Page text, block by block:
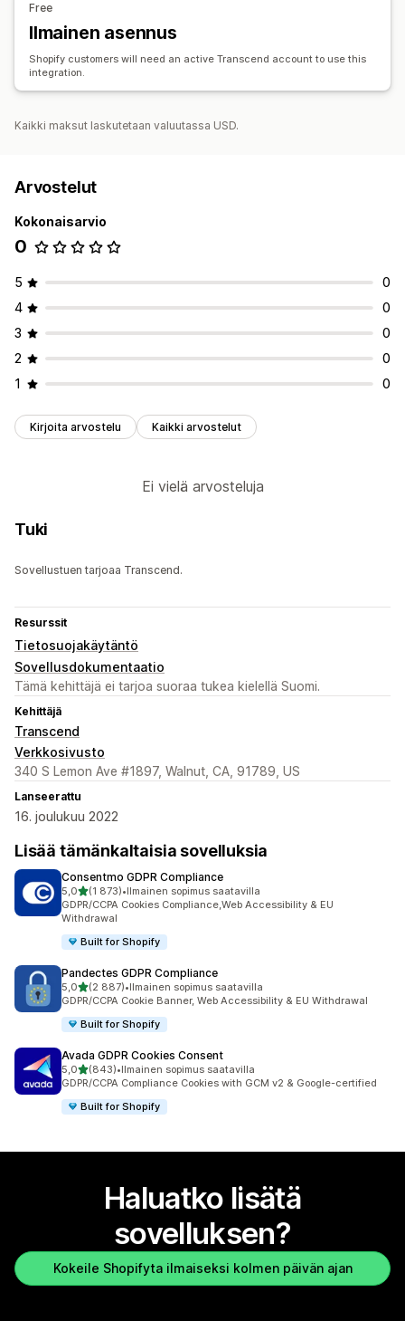
Free
Ilmainen asennus
Shopify customers will need an active Transcend account to use this
integration.
Kaikki maksut laskutetaan valuutassa USD.
Arvostelut
Kokonaisarvio
0
5
0
4
0
3
0
2
0
1
0
Kirjoita arvostelu Kaikki arvostelut
Ei vielä arvosteluja
Tuki
Sovellustuen tarjoaa Transcend.
Resurssit
Tietosuojakäytäntö
Sovellusdokumentaatio
Tämä kehittäjä ei tarjoa suoraa tukea kielellä Suomi.
Kehittäjä
Transcend
Verkkosivusto
340 S Lemon Ave #1897, Walnut, CA, 91789, US
Lanseerattu
16. joulukuu 2022
Lisää tämänkaltaisia sovelluksia
Consentmo GDPR Compliance
5,0/ 5 tähteä
(1 873)
1873 arvostelua yhteensä
•Ilmainen sopimus saatavilla
GDPR/CCPA Cookies Compliance,Web Accessibility & EU
Withdrawal
Built for Shopify
Pandectes GDPR Compliance
5,0/ 5 tähteä
(2 887)
2887 arvostelua yhteensä
•Ilmainen sopimus saatavilla
GDPR/CCPA Cookie Banner, Web Accessibility & EU Withdrawal
Built for Shopify
Avada GDPR Cookies Consent
5,0/ 5 tähteä
(843)
843 arvostelua yhteensä
•Ilmainen sopimus saatavilla
GDPR/CCPA Compliance Cookies with GCM v2 & Google-certified
Built for Shopify
Haluatko lisätä
sovelluksen?
Kokeile Shopifyta ilmaiseksi kolmen päivän ajan